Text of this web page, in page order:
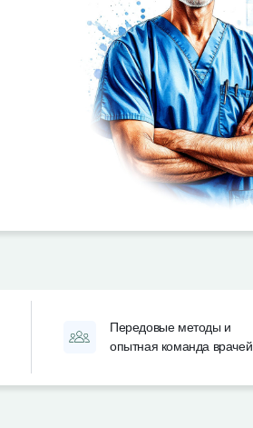
от 3000₽
Передовые методы и
опытная команда врачей